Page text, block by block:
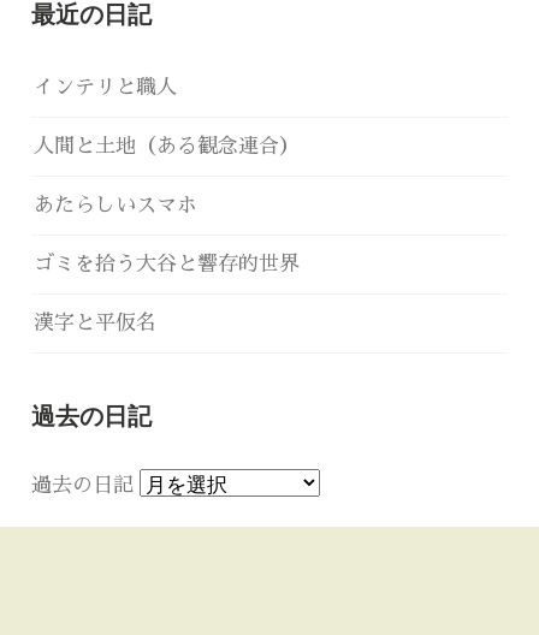
最近の日記
インテリと職人
人間と土地（ある観念連合）
あたらしいスマホ
ゴミを拾う大谷と響存的世界
漢字と平仮名
過去の日記
過去の日記